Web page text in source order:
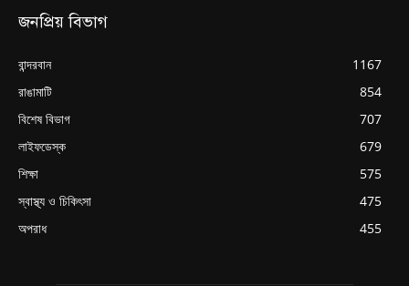
জনপ্রিয় বিভাগ
বান্দরবান
1167
রাঙামাটি
854
বিশেষ বিভাগ
707
লাইফডেস্ক
679
শিক্ষা
575
স্বাস্থ্য ও চিকিৎসা
475
অপরাধ
455